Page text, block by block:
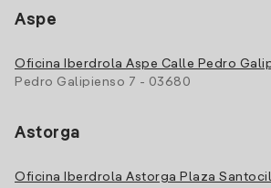
Aspe
Oficina Iberdrola Aspe Calle Pedro
Pedro Galipienso 7 - 03680
Astorga
Oficina Iberdrola Astorga Plaza